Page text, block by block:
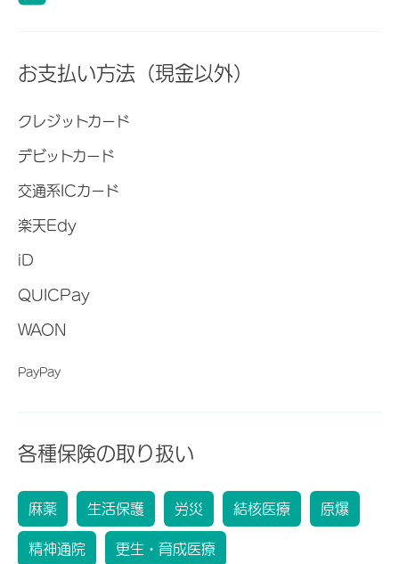
お支払い方法（現金以外）
クレジットカード
デビットカード
交通系ICカード
楽天Edy
iD
QUICPay
WAON
PayPay
各種保険の取り扱い
麻薬 生活保護 労災 結核医療 原爆
精神通院 更生・育成医療